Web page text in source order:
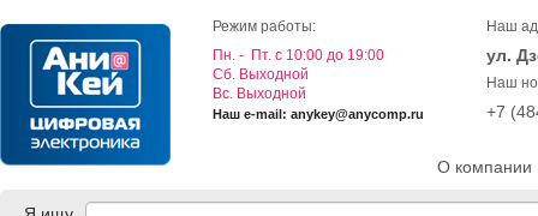
О компании
Режим работы:
Пн. - Пт. с 10:00 до 19:00
Cб. Выходной
Вс. Выходной
Наш e-mail: anykey@anycomp.ru
Наш
ул.
Наш
+7